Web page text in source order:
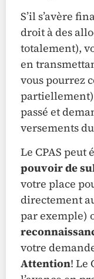
S’il s’avère
droit à des
totalement),
en
vous pourrez
partiellement)
passé et
versements
Le CPAS peut
pouvoir de
votre place
directement
par exemple)
votre
Attention! Le